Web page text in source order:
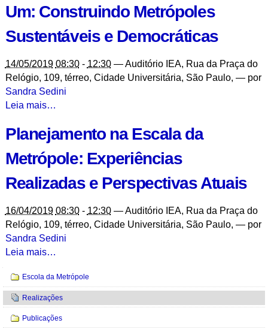
Direito
Políticas
Direito
Urbanístico
-
Um: Construindo Metrópoles
Sustentáveis e Democráticas
14/05/2019 08:30- 12:30 —Auditório IEA, Rua da Praça do
Relógio, 109, térreo, Cidade Universitária, São Paulo, — por
Sandra Sedini
Cidades
Todos
Para
Um:
Metrópoles
Sustentáveis
e
Democráticas
Leia mais…
Planejamento na Escala da
Metrópole: Experiências
Realizadas e Perspectivas Atuais
16/04/2019 08:30- 12:30 —Auditório IEA, Rua da Praça do
Relógio, 109, térreo, Cidade Universitária, São Paulo, — por
Sandra Sedini
Planejamento
Escala
da
Metrópole:
Experiências
Leia mais…
Navegação
Escola da Metrópole
Realizações
Publicações